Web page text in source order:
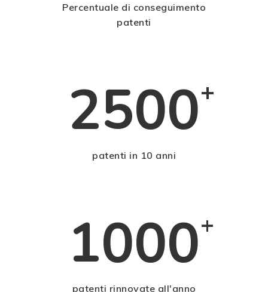
Percentuale di conseguimento
patenti
2500+
patenti in 10 anni
1000+
patenti rinnovate all'anno